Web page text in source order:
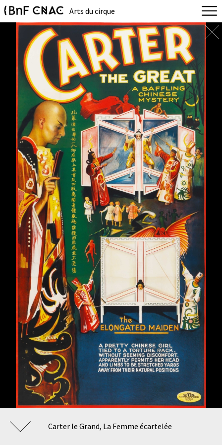
Arts du cirque
Carter le Grand, La Femme écartelée